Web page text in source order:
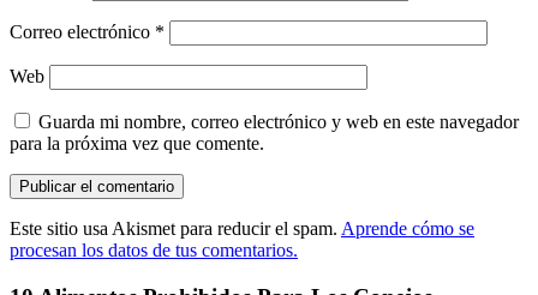
Correo electrónico *
Web
Guarda mi nombre, correo electrónico y web en este navegador
para la próxima vez que comente.
Este sitio usa Akismet para reducir el spam. Aprende cómo se
procesan los datos de tus comentarios.